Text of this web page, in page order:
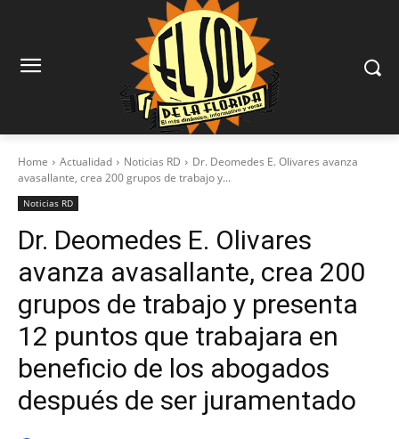
Home Actualidad Noticias RD
Dr. Deomedes E. Olivares avanza
avasallante, crea 200 grupos de trabajo y...
Noticias RD
Dr. Deomedes E. Olivares
avanza avasallante, crea 200
grupos de trabajo y presenta
12 puntos que trabajara en
beneficio de los abogados
después de ser juramentado